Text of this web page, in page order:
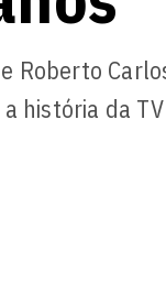
Roberto
história da